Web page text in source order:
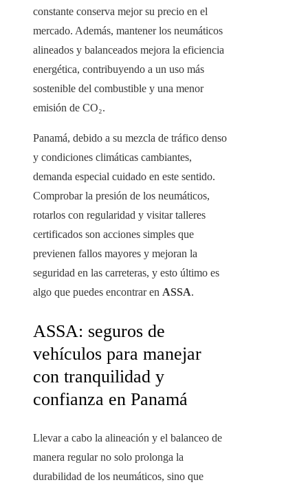
constante conserva mejor su precio en el
mercado. Además, mantener los neumáticos
alineados y balanceados mejora la eficiencia
energética, contribuyendo a un uso más
sostenible del combustible y una menor
emisión de CO₂.
Panamá, debido a su mezcla de tráfico denso
y condiciones climáticas cambiantes,
demanda especial cuidado en este sentido.
Comprobar la presión de los neumáticos,
rotarlos con regularidad y visitar talleres
certificados son acciones simples que
previenen fallos mayores y mejoran la
seguridad en las carreteras, y esto último es
algo que puedes encontrar en ASSA.
ASSA: seguros de
vehículos para manejar
con tranquilidad y
confianza en Panamá
Llevar a cabo la alineación y el balanceo de
manera regular no solo prolonga la
durabilidad de los neumáticos, sino que